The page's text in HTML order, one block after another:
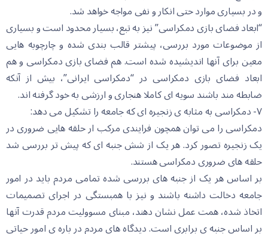
و در بسیاری موارد حتی انکار و نفی مواجه خواهد شد.
“ابعاد فضای بازی دمکراسی” نیز به تبع، بسیار محدود است و بسیاری
از موضوعات مورد بررسی، پیشتر قالب بندی شده و چارچوبه هایی
معین برای آنها اندیشیده شده است. هم فضای بازی دمکراسی و هم
ابعاد فضای بازی دمکراسی در “دمکراسی ایرانی”، بیش از آنکه
ضابطه مند باشند سویه ای کاملا هنجاری و ارزشی به خود گرفته اند.
۷- دمکراسی به مثابه ی زنجیره ای که جامعه را تشکیل می دهد:
دمکراسی را می توان همچون فرایندی مرکب ار حلقه هایی ضروری در
یک زنجیره تصور کرد. هر یک از شش جنبه ای که پیش تر بررسی شد
حلقه های ضروری دمکراسی هستند.
بر اساس هر یک از جنبه های بررسی شده تمامی مردم باید در امور
جامعه دخالت داشنه باشند و نیز با همبستگی در اجرای تصمیمات
اتخاذ شده، همت عمل نشان دهند، مبنای مسوولیت مردم قدرت آنها
بر اساس جنبه ی برابری است. دیدگاه های مردم در باره ی امور حیاتی